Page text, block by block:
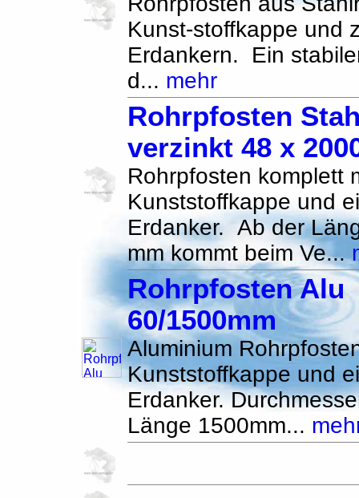
Kunst-stoffkappe und
Erdankern. Ein
d... mehr
Rohrpfosten
verzinkt 48 x
Rohrpfosten komplett
Kunststoffkappe und
Erdanker. Ab der
mm kommt beim Ve...
Rohrpfosten Alu
60/1500mm
Aluminium
Kunststoffkappe und
Erdanker.
Länge 1500mm...